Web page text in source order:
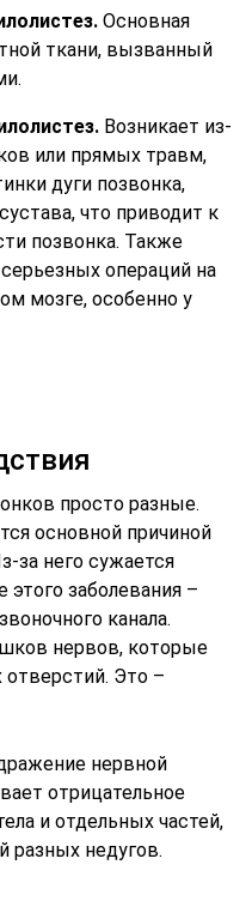
Основная
ткани, вызванный
Возникает из-
или прямых травм,
дуги позвонка,
что приводит к
позвонка. Также
операций на
мозге, особенно у
просто разные.
основной причиной
за него сужается
этого заболевания –
канала.
нервов, которые
Это –
нервной
отрицательное
и отдельных частей,
разных недугов.